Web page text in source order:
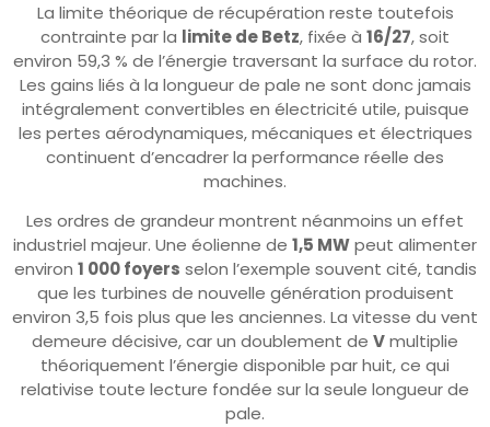
La limite théorique de récupération reste toutefois
contrainte par la limite de Betz, fixée à 16/27, soit
environ 59,3 % de l’énergie traversant la surface du rotor.
Les gains liés à la longueur de pale ne sont donc jamais
intégralement convertibles en électricité utile, puisque
les pertes aérodynamiques, mécaniques et électriques
continuent d’encadrer la performance réelle des
machines.
Les ordres de grandeur montrent néanmoins un effet
industriel majeur. Une éolienne de 1,5 MWpeut alimenter
environ 1 000 foyers selon l’exemple souvent cité, tandis
que les turbines de nouvelle génération produisent
environ 3,5 fois plus que les anciennes. La vitesse du vent
demeure décisive, car un doublement de Vmultiplie
théoriquement l’énergie disponible par huit, ce qui
relativise toute lecture fondée sur la seule longueur de
pale.